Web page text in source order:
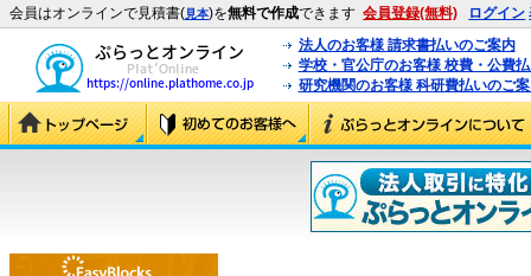
会員はオンラインで見積書(見本)を無料で作成できます 会員登録(無料) ログイン
法人のお客様 請求書払いのご案内
学校・官公庁のお客様 校費・公費
研究機関のお客様 科研費払いのご